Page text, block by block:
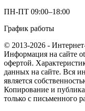
ПН-ПТ 09:00–18:00
График работы
© 2013-2026 -
Информация на сайте
офертой.
данных на сайте. Вся
является
Копирование и
только с письменного